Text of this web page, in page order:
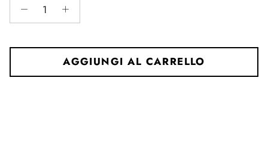
AGGIUNGI AL CARRELLO